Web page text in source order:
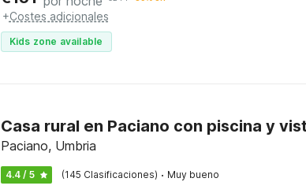
+Costes adicionales
Kids zone available
Casa rural en Paciano con piscina y
Paciano, Umbria
4.4 / 5 (145 Clasificaciones) · Muy bueno